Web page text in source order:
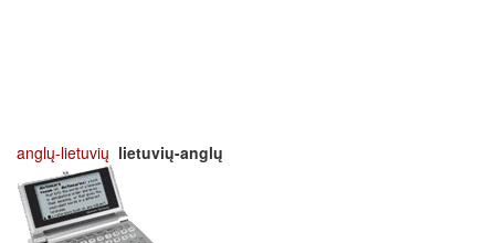
anglų-lietuvių lietuvių-anglų